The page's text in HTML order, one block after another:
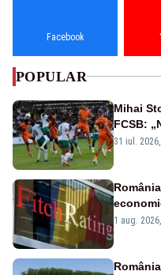
Facebook
POPULAR
Mihai
FCSB:
190 de
31 iul.
„BBB-”
1 aug.